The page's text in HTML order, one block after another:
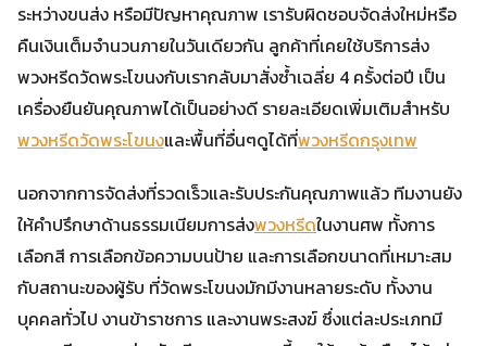
ระหว่างขนส่ง หรือมีปัญหาคุณภาพ เรารับผิดชอบจัดส่งใหม่หรือ
คืนเงินเต็มจำนวนภายในวันเดียวกัน ลูกค้าที่เคยใช้บริการส่ง
พวงหรีดวัดพระโขนงกับเรากลับมาสั่งซ้ำเฉลี่ย 4 ครั้งต่อปี เป็น
เครื่องยืนยันคุณภาพได้เป็นอย่างดี รายละเอียดเพิ่มเติมสำหรับ
พวงหรีดวัดพระโขนงและพื้นที่อื่นๆดูได้ที่พวงหรีดกรุงเทพ
นอกจากการจัดส่งที่รวดเร็วและรับประกันคุณภาพแล้ว ทีมงานยัง
ให้คำปรึกษาด้านธรรมเนียมการส่งพวงหรีดในงานศพ ทั้งการ
เลือกสี การเลือกข้อความบนป้าย และการเลือกขนาดที่เหมาะสม
กับสถานะของผู้รับ ที่วัดพระโขนงมักมีงานหลายระดับ ทั้งงาน
บุคคลทั่วไป งานข้าราชการ และงานพระสงฆ์ ซึ่งแต่ละประเภทมี